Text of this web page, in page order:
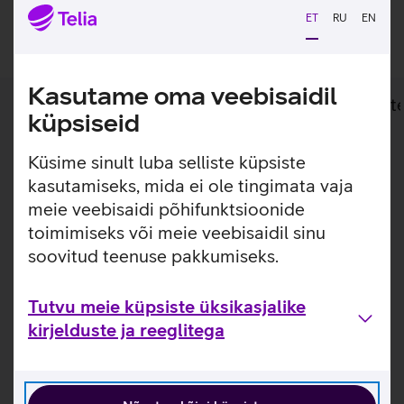
ET RU EN
Kasutame oma veebisaidil
küpsiseid
Küsime sinult luba selliste küpsiste
kasutamiseks, mida ei ole tingimata vaja
meie veebisaidi põhifunktsioonide
toimimiseks või meie veebisaidil sinu
soovitud teenuse pakkumiseks.
Tutvu meie küpsiste üksikasjalike
kirjelduste ja reeglitega
Lisan ostukorvi
Lisainfo Tehnilised andmed
Lisainfo
Universaalne seinakinnitus kuni 55" telerile.
Multibrackets seinakinnitus, mis sobib 32’’-55’’ teleritele,
mille kandevõime on kuni 30 kg. Kinnitus on pööratav 45
kraadi paremale ja vasakule ning kallutatav kuni 15 kraadi
alla, kaugus seinast 4,6 - 50 cm.
Kasulikud lingid
Tutvu Multibrackets MB1725 seinakinnitusega lähemalt